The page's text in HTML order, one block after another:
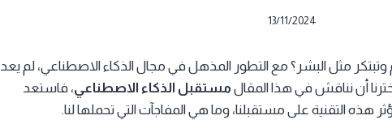
13/11/2024
مثل البشر؟ مع التطور المذهل في مجال الذكاء الاصطناعي، لم يعد
أن نناقش في هذا المقال مستقبل الذكاء الاصطناعي، فاستعد
التقنية على مستقبلنا، وما هي المفاجآت التي تحملها لنا.